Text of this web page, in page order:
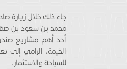
جاء ذلك خلال زيارة
محمد بن سعود بن
أحد أهم مشاريع
الخيمة، الرامي إلى
للسياحة والاستثمار.